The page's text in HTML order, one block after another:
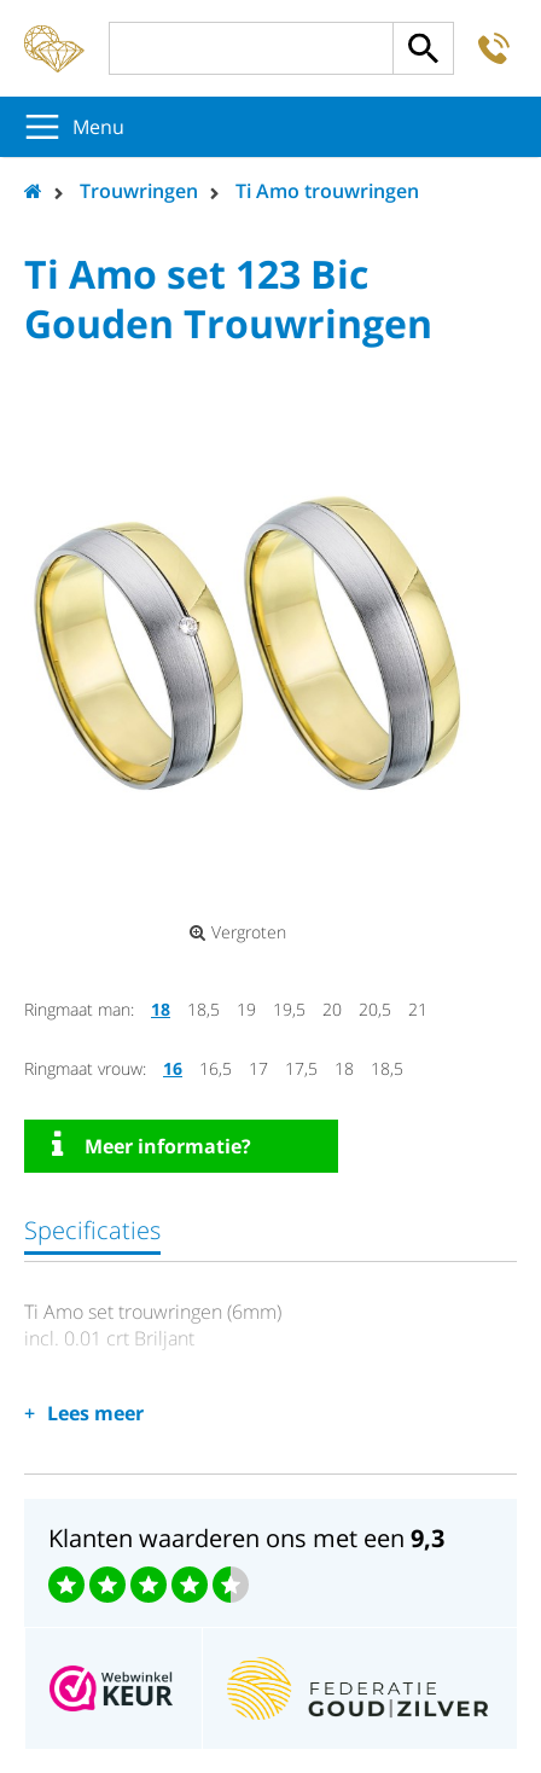
Menu
Trouwringen Ti Amo trouwringen
Ti Amo set 123 Bic
Gouden Trouwringen
Vergroten
Ringmaat man: 18 18,5 19 19,5 20 20,5 21
Ringmaat vrouw: 16 16,5 17 17,5 18 18,5
Meer informatie?
Specificaties
Ti Amo set trouwringen (6mm)
incl. 0.01 crt Briljant
Lees meer
Klanten waarderen ons met een 9,3